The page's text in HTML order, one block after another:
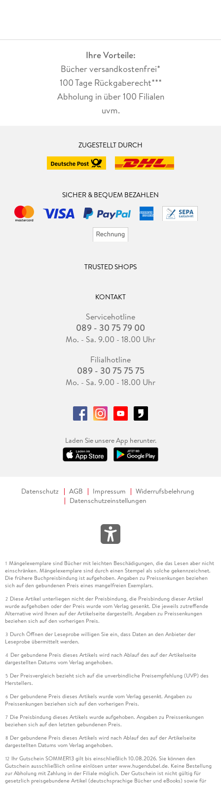
Ihre Vorteile:
Bücher versandkostenfrei*
100 Tage Rückgaberecht***
Abholung in über 100 Filialen
uvm.
ZUGESTELLT DURCH
SICHER & BEQUEM BEZAHLEN
TRUSTED SHOPS
KONTAKT
Servicehotline
089 - 30 75 79 00
Mo. - Sa. 9.00 - 18.00 Uhr
Filialhotline
089 - 30 75 75 75
Mo. - Sa. 9.00 - 18.00 Uhr
Laden Sie unsere App herunter.
Datenschutz AGB Impressum
Widerrufsbelehrung
Datenschutzeinstellungen
1 Mängelexemplare sind Bücher mit leichten Beschädigungen, die das Lesen aber nicht
einschränken. Mängelexemplare sind durch einen Stempel als solche gekennzeichnet.
Die frühere Buchpreisbindung ist aufgehoben. Angaben zu Preissenkungen beziehen
sich auf den gebundenen Preis eines mangelfreien Exemplars.
2 Diese Artikel unterliegen nicht der Preisbindung, die Preisbindung dieser Artikel
wurde aufgehoben oder der Preis wurde vom Verlag gesenkt. Die jeweils zutreffende
Alternative wird Ihnen auf der Artikelseite dargestellt. Angaben zu Preissenkungen
beziehen sich auf den vorherigen Preis.
3 Durch Öffnen der Leseprobe willigen Sie ein, dass Daten an den Anbieter der
Leseprobe übermittelt werden.
4 Der gebundene Preis dieses Artikels wird nach Ablauf des auf der Artikelseite
dargestellten Datums vom Verlag angehoben.
5 Der Preisvergleich bezieht sich auf die unverbindliche Preisempfehlung (UVP) des
Herstellers.
6 Der gebundene Preis dieses Artikels wurde vom Verlag gesenkt. Angaben zu
Preissenkungen beziehen sich auf den vorherigen Preis.
7 Die Preisbindung dieses Artikels wurde aufgehoben. Angaben zu Preissenkungen
beziehen sich auf den letzten gebundenen Preis.
8 Der gebundene Preis dieses Artikels wird nach Ablauf des auf der Artikelseite
dargestellten Datums vom Verlag angehoben.
12 Ihr Gutschein SOMMER13 gilt bis einschließlich 10.08.2026. Sie können den
Gutschein ausschließlich online einlösen unter www.hugendubel.de. Keine Bestellung
zur Abholung mit Zahlung in der Filiale möglich. Der Gutschein ist nicht gültig für
gesetzlich preisgebundene Artikel (deutschsprachige Bücher und eBooks) sowie für